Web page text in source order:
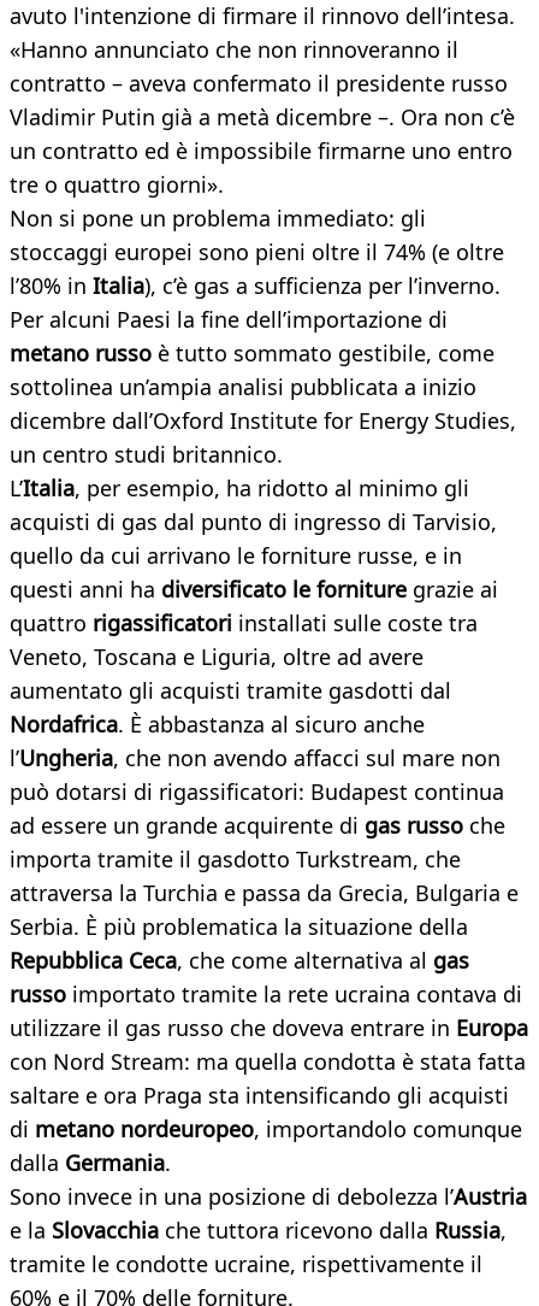
avuto l'intenzione di firmare il rinnovo dell’intesa.
«Hanno annunciato che non rinnoveranno il
contratto – aveva confermato il presidente russo
Vladimir Putin già a metà dicembre –. Ora non c’è
un contratto ed è impossibile firmarne uno entro
tre o quattro giorni».
Non si pone un problema immediato: gli
stoccaggi europei sono pieni oltre il 74% (e oltre
l’80% in Italia), c’è gas a sufficienza per l’inverno.
Per alcuni Paesi la fine dell’importazione di
metano russo è tutto sommato gestibile, come
sottolinea un’ampia analisi pubblicata a inizio
dicembre dall’Oxford Institute for Energy Studies,
un centro studi britannico.
L’Italia, per esempio, ha ridotto al minimo gli
acquisti di gas dal punto di ingresso di Tarvisio,
quello da cui arrivano le forniture russe, e in
questi anni ha diversificato le forniture grazie ai
quattro rigassificatori installati sulle coste tra
Veneto, Toscana e Liguria, oltre ad avere
aumentato gli acquisti tramite gasdotti dal
Nordafrica. È abbastanza al sicuro anche
l’Ungheria, che non avendo affacci sul mare non
può dotarsi di rigassificatori: Budapest continua
ad essere un grande acquirente di gas russo che
importa tramite il gasdotto Turkstream, che
attraversa la Turchia e passa da Grecia, Bulgaria e
Serbia. È più problematica la situazione della
Repubblica Ceca, che come alternativa al gas
russo importato tramite la rete ucraina contava di
utilizzare il gas russo che doveva entrare in Europa
con Nord Stream: ma quella condotta è stata fatta
saltare e ora Praga sta intensificando gli acquisti
di metano nordeuropeo, importandolo comunque
dalla Germania.
Sono invece in una posizione di debolezza l’Austria
e la Slovacchia che tuttora ricevono dalla Russia,
tramite le condotte ucraine, rispettivamente il
60% e il 70% delle forniture.